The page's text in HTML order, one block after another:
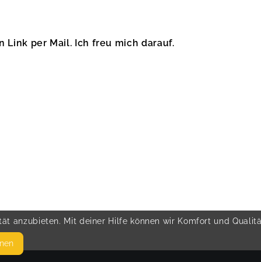
Link per Mail. Ich freu mich darauf.
anzubieten. Mit deiner Hilfe können wir Komfort und